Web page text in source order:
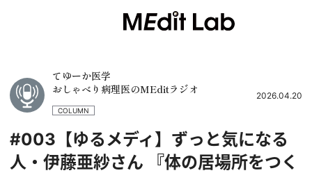
てゆーか医学
おしゃべり病理医のMEditラジオ
COLUMN
2026.04.20
#003【ゆるメディ】ずっと気になる
人・伊藤亜紗さん 『体の居場所をつく